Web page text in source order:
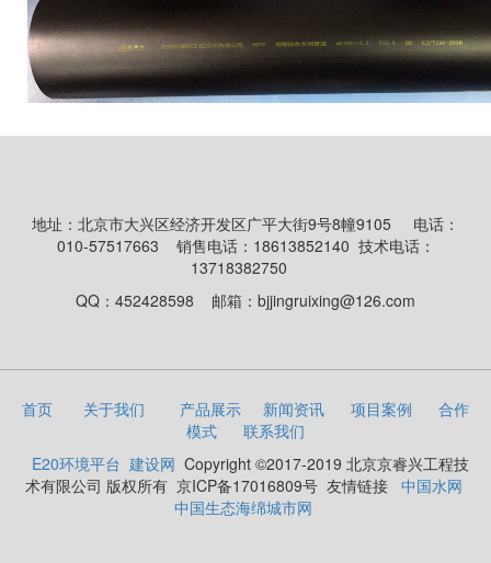
地址：北京市大兴区经济开发区广平大街9号8幢9105
电话：
010-57517663
销售电话：18613852140 技术电话：
13718382750
QQ：452428598 邮箱：bjjingruixing@126.com
首页 关于我们 产品展示 新闻资讯 项目案例
合作
模式
联系我们
E20环境平台 建设网 Copyright ©2017-2019 北京京睿兴工程技
术有限公司 版权所有 京ICP备17016809号 友情链接 中国水网
中国生态海绵城市网